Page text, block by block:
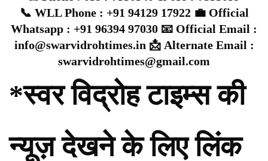
📞 WLL Phone : +91 94129 17922 💼 Official
Whatsapp : +91 96394 97030 📧 Official Email :
info@swarvidrohtimes.in 📩 Alternate Email :
swarvidrohtimes@gmail.com
*स्वर विद्रोह टाइम्स की
न्यूज़ देखने के लिए लिंक